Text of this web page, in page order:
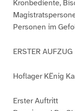
Kronbediente,
Personen im
ERSTER AUFZUG
Hoflager KËnig
Erster Auftritt